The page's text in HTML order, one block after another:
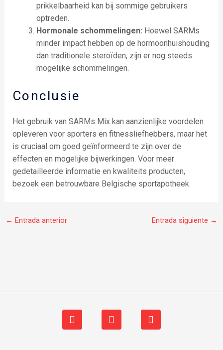
prikkelbaarheid kan bij sommige gebruikers
optreden.
Hormonale schommelingen: Hoewel SARMs
minder impact hebben op de hormoonhuishouding
dan traditionele steroïden, zijn er nog steeds
mogelijke schommelingen.
Conclusie
Het gebruik van SARMs Mix kan aanzienlijke voordelen
opleveren voor sporters en fitnessliefhebbers, maar het
is cruciaal om goed geïnformeerd te zijn over de
effecten en mogelijke bijwerkingen. Voor meer
gedetailleerde informatie en kwaliteits producten,
bezoek een betrouwbare Belgische sportapotheek.
← Entrada anterior Entrada siguiente →
F
a
c
I
n
s
W
h
a